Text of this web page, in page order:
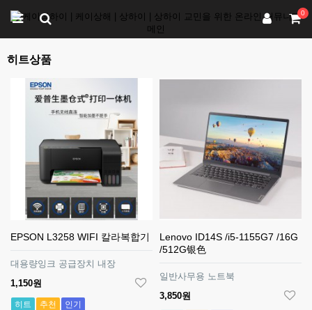
0
히트상품
EPSON L3258 WIFI 칼라복합기
대용량잉크 공급장치 내장
1,150원
히트 추천 인기
Lenovo ID14S /i5-1155G7 /16G
/512G银色
일반사무용 노트북
3,850원